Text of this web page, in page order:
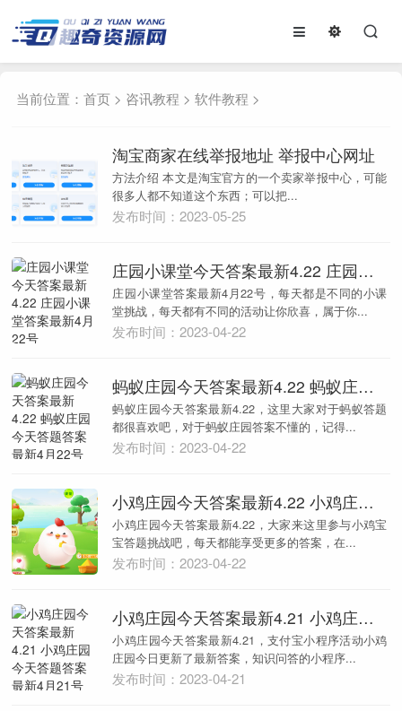
当前位置：首页 > 咨讯教程 >软件教程 >
淘宝商家在线举报地址 举报中心网址
方法介绍 本文是淘宝官方的一个卖家举报中心，可能
很多人都不知道这个东西；可以把...
发布时间：2023-05-25
庄园小课堂今天答案最新4.22 庄园小课堂答案最新4月22号
庄园小课堂答案最新4月22号，每天都是不同的小课
堂挑战，每天都有不同的活动让你欣喜，属于你...
发布时间：2023-04-22
蚂蚁庄园今天答案最新4.22 蚂蚁庄园今天答题答案最新4月22号
蚂蚁庄园今天答案最新4.22，这里大家对于蚂蚁答题
都很喜欢吧，对于蚂蚁庄园答案不懂的，记得...
发布时间：2023-04-22
小鸡庄园今天答案最新4.22 小鸡庄园今天答题答案最新4月22号
小鸡庄园今天答案最新4.22，大家来这里参与小鸡宝
宝答题挑战吧，每天都能享受更多的答案，在...
发布时间：2023-04-22
小鸡庄园今天答案最新4.21 小鸡庄园今天答题答案最新4月21号
小鸡庄园今天答案最新4.21，支付宝小程序活动小鸡
庄园今日更新了最新答案，知识问答的小程序...
发布时间：2023-04-21